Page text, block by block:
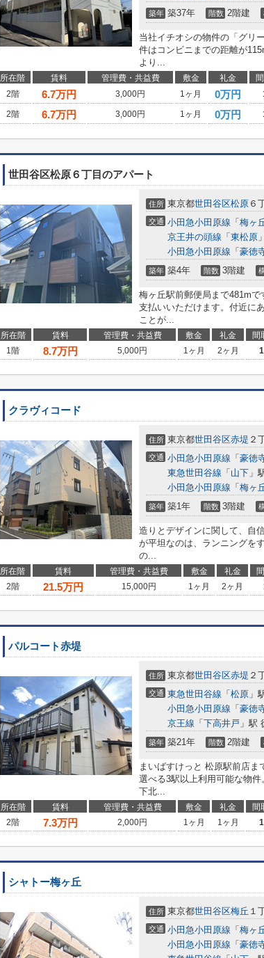
築年 築37年 階数 2階建
当社イチオシの物件の「グリ
件はコンビニまでの距離が
より...
所在階 賃料 管理費・共益費 敷金 礼金
2階
6.7万円 3,000円 1ヶ月 0万円
2階
6.7万円 3,000円 1ヶ月 0万円
世田谷区松原６丁目のアパート
住所 東京都世田谷区松原 ６
交通 小田急小田原線 「 梅ヶ
京王井の頭線 「 東松原
小田急小田原線 「 豪徳
築年 築4年 階数 3階建
梅ヶ丘駅前郵便局まで481m
支払いいただけます。付近に
ことが...
所在階 賃料 管理費・共益費 敷金 礼金 間
1階
8.7万円 5,000円 1ヶ月 2ヶ月
クラヴィコード
住所 東京都世田谷区赤堤 ２
交通 小田急小田原線 「 豪徳
東急世田谷線 「 山下 」
小田急小田原線 「 梅ヶ
築年 築1年 階数 3階建
造りとデザインに関して、自
が平坦なのは、ランニングを
の...
所在階 賃料 管理費・共益費 敷金 礼金
2階
21.5万円 15,000円 1ヶ月 2ヶ月
パルコート赤堤
住所 東京都世田谷区赤堤 ２
交通 東急世田谷線 「 松原 」
小田急小田原線 「 豪徳
京王線 「 下高井戸 」駅
築年 築21年 階数 2階建
まいばすけっと 松原駅前店ま
選べる3駅以上利用可能な物
下北...
所在階 賃料 管理費・共益費 敷金 礼金 間
2階
7.3万円 2,000円 1ヶ月 1ヶ月
シャトー梅ヶ丘
住所 東京都世田谷区梅丘 １
交通 小田急小田原線 「 梅ヶ
小田急小田原線 「 豪徳